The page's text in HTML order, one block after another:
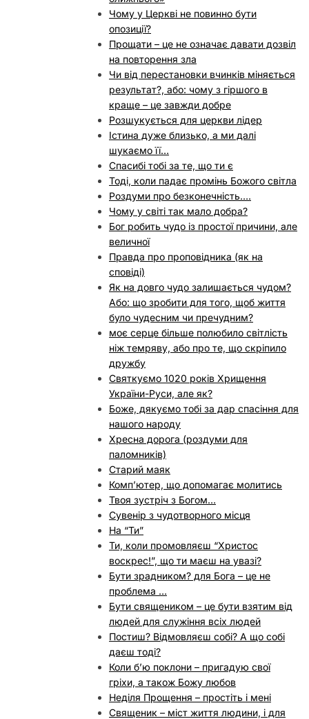
Чому у Церкві не повинно бути
опозиції?
Прощати – це не означає давати дозвіл
на повторення зла
Чи від перестановки вчинків міняється
результат?, або: чому з гіршого в
краще – це завжди добре
Розшукується для церкви лідер
Істина дуже близько, а ми далі
шукаємо її…
Спасибі тобі за те, що ти є
Тоді, коли падає промінь Божого світла
Роздуми про безконечність….
Чому у світі так мало добра?
Бог робить чудо із простої причини, але
величної
Правда про проповідника (як на
сповіді)
Як на довго чудо залишається чудом?
Або: що зробити для того, щоб життя
було чудесним чи пречудним?
моє серце більше полюбило світлість
ніж темряву, або про те, що скріпило
дружбу
Святкуємо 1020 років Хрищення
України-Руси, але як?
Боже, дякуємо тобі за дар спасіння для
нашого народу
Хресна дорога (роздуми для
паломників)
Старий маяк
Комп’ютер, що допомагає молитись
Твоя зустріч з Богом…
Сувенір з чудотворного місця
На “Ти”
Ти, коли промовляєш “Христос
воскрес!”, що ти маєш на увазі?
Бути зрадником? для Бога – це не
проблема …
Бути священиком – це бути взятим від
людей для служіння всіх людей
Постиш? Відмовляєш собі? А що собі
даєш тоді?
Коли б’ю поклони – пригадую свої
гріхи, а також Божу любов
Неділя Прощення – простіть і мені
Священик – міст життя людини, і для